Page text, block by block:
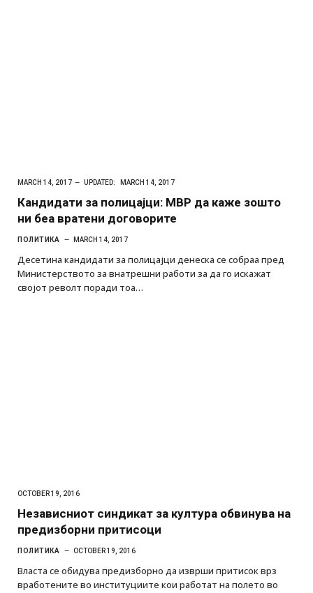
MARCH 14, 2017 UPDATED: MARCH 14, 2017
Кандидати за полицајци: МВР да каже зошто
ни беа вратени договорите
ПОЛИТИКА MARCH 14, 2017
Десетина кандидати за полицајци денеска се собраа пред
Министерството за внатрешни работи за да го искажат
својот револт поради тоа…
OCTOBER 19, 2016
Независниот синдикат за култура обвинува на
предизборни притисоци
ПОЛИТИКА OCTOBER 19, 2016
Власта се обидува предизборно да изврши притисок врз
вработените во институциите кои работат на полето во